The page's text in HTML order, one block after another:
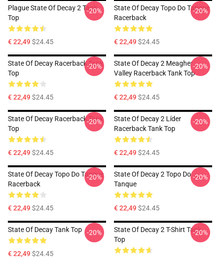
Plague State Of Decay 2 Tank
Top
€ 22,49$24.45
-20%
State Of Decay Topo Do Tanque
Racerback
€ 22,49$24.45
-20%
State Of Decay Racerback Tank
Top
€ 22,49$24.45
-20%
State Of Decay 2 Meagher
Valley Racerback Tank Top
€ 22,49$24.45
-20%
State Of Decay Racerback Tank
Top
€ 22,49$24.45
-20%
State Of Decay 2 Líder
Racerback Tank Top
€ 22,49$24.45
-20%
State Of Decay Topo Do Tanque
Racerback
€ 22,49$24.45
-20%
State Of Decay 2 Topo Do
Tanque
€ 22,49$24.45
-20%
State Of Decay Tank Top
€ 22,49$24.45
-20%
State Of Decay 2 T-Shirt Tank
Top
-20%